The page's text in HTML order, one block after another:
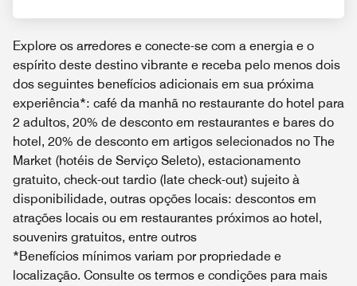
Explore os arredores e conecte-se com a energia e o
espírito deste destino vibrante e receba pelo menos dois
dos seguintes benefícios adicionais em sua próxima
experiência*: café da manhã no restaurante do hotel para
2 adultos, 20% de desconto em restaurantes e bares do
hotel, 20% de desconto em artigos selecionados no The
Market (hotéis de Serviço Seleto), estacionamento
gratuito, check-out tardio (late check-out) sujeito à
disponibilidade, outras opções locais: descontos em
atrações locais ou em restaurantes próximos ao hotel,
souvenirs gratuitos, entre outros
*Benefícios mínimos variam por propriedade e
localização. Consulte os termos e condições para mais